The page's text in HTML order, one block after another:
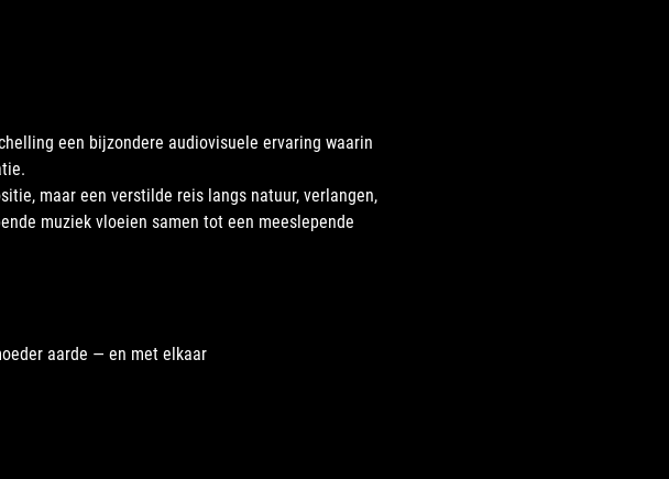
een bijzondere audiovisuele ervaring waarin
maar een verstilde reis langs natuur, verlangen,
muziek vloeien samen tot een meeslepende
aarde — en met elkaar